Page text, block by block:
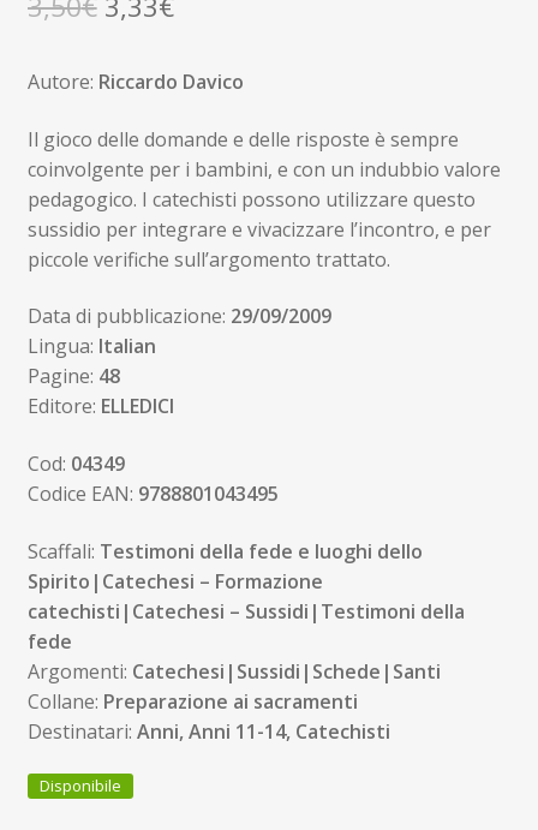
originale
era:
3,50€.
attuale
è:
3,33€.
Autore: Riccardo Davico
Il gioco delle domande e delle risposte è sempre
coinvolgente per i bambini, e con un indubbio valore
pedagogico. I catechisti possono utilizzare questo
sussidio per integrare e vivacizzare l’incontro, e per
piccole verifiche sull’argomento trattato.
Data di pubblicazione: 29/09/2009
Lingua: Italian
Pagine: 48
Editore: ELLEDICI
Cod: 04349
Codice EAN: 9788801043495
Scaffali: Testimoni della fede e luoghi dello
Spirito|Catechesi – Formazione
catechisti|Catechesi – Sussidi|Testimoni della
fede
Argomenti: Catechesi|Sussidi|Schede|Santi
Collane: Preparazione ai sacramenti
Destinatari: Anni, Anni 11-14, Catechisti
Disponibile